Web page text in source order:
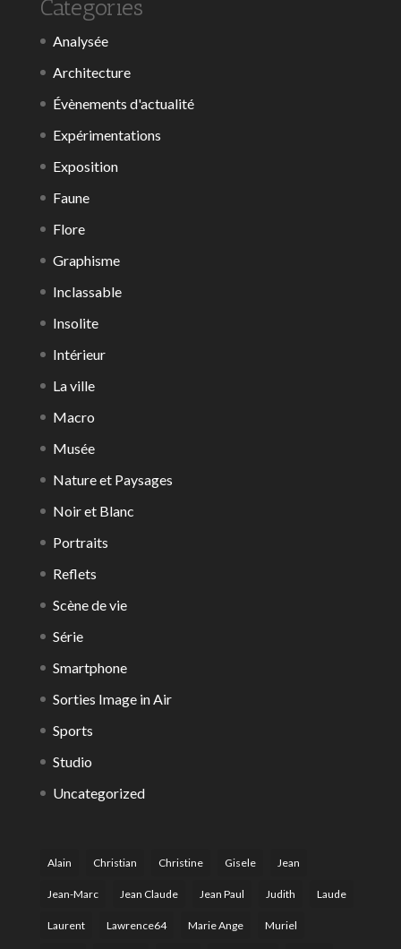
Categories
Analysée
Architecture
Évènements d'actualité
Expérimentations
Exposition
Faune
Flore
Graphisme
Inclassable
Insolite
Intérieur
La ville
Macro
Musée
Nature et Paysages
Noir et Blanc
Portraits
Reflets
Scène de vie
Série
Smartphone
Sorties Image in Air
Sports
Studio
Uncategorized
Alain Christian Christine Gisele Jean
Jean-Marc Jean Claude Jean Paul Judith Laude
Laurent Lawrence64 Marie Ange Muriel